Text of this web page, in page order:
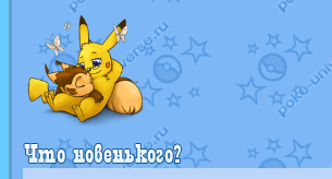
Недовольный котомангуст
в фанарте.
The Dark Wishmaker
отRandomon
шадоу спиритомб
отilovearceus
в фанарте.
траббишотilovearceusв фанарте.
Raging Boltот GraceDaFox
в фанарте.
Shadow mismagiusотJOK_julia
в фанарте.
художник отvicavicaв фанарте.